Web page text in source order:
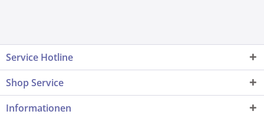
Service Hotline
Shop Service
Informationen